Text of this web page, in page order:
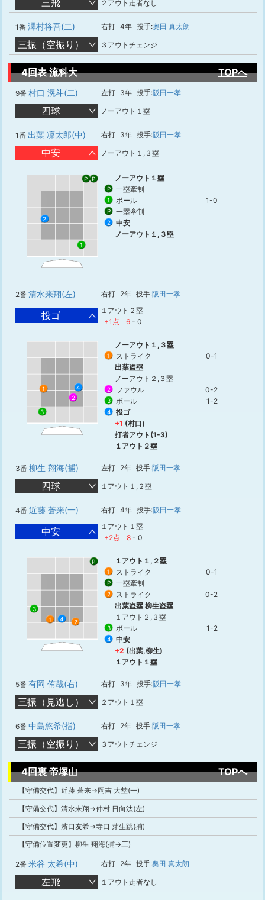
三飛 ２アウト走者なし
1番 澤村将吾(二) 右打 4年 投手:奥田 真太朗
三振（空振り） ３アウトチェンジ
4回表 流科大 TOPへ
9番 村口 滉斗(二) 左打 3年 投手:阪田一孝
四球 ノーアウト１塁
1番 出葉 凜太郎(中) 右打 3年 投手:阪田一孝
中安 ノーアウト１,３塁
P
1
P
2
ノーアウト１塁
P 一塁牽制
1 ボール 1-0
P 一塁牽制
2
中安
ノーアウト１,３塁
2番 清水来翔(左) 右打 2年 投手:阪田一孝
投ゴ
１アウト２塁
+1点
6 - 0
1
2
3
4
ノーアウト１,３塁
1 ストライク
0-1
出葉盗塁
ノーアウト２,３塁
2 ファウル 0-2
3 ボール 1-2
4
投ゴ
+1 (村口)
打者アウト(1-3)
１アウト２塁
3番 柳生 翔海(捕) 左打 2年 投手:阪田一孝
四球 １アウト１,２塁
4番 近藤 蒼来(一) 右打 4年 投手:阪田一孝
中安
１アウト１塁
+2点
8 - 0
1
P
2
3
4
１アウト１,２塁
1 ストライク 0-1
P 一塁牽制
2 ストライク
0-2
出葉盗塁 柳生盗塁
１アウト２,３塁
3 ボール 1-2
4
中安
+2 (出葉,柳生)
１アウト１塁
5番 有岡 侑哉(右) 右打 3年 投手:阪田一孝
三振（見逃し） ２アウト１塁
6番 中島悠希(指) 右打 2年 投手:阪田一孝
三振（空振り） ３アウトチェンジ
4回裏 帝塚山 TOPへ
【守備交代】近藤 蒼来→岡吉 大埜(一)
【守備交代】清水来翔→仲村 日向汰(左)
【守備交代】濱口友希→寺口 芽生跳(捕)
【守備位置変更】柳生 翔海(捕→三)
2番 米谷 太希(中) 右打 2年 投手:奥田 真太朗
左飛 １アウト走者なし